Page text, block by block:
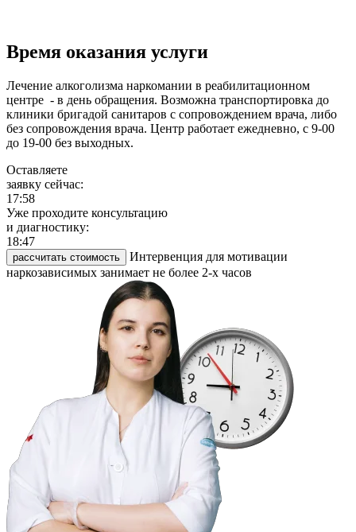
Время оказания услуги
Лечение алкоголизма наркомании в реабилитационном
центре - в день обращения. Возможна транспортировка до
клиники бригадой санитаров с сопровождением врача, либо
без сопровождения врача. Центр работает ежедневно, с 9-00
до 19-00 без выходных.
Оставляете
заявку сейчас:
17:58
Уже проходите консультацию
и диагностику:
18:47
рассчитать стоимость
Интервенция для мотивации
наркозависимых занимает не более 2-х часов